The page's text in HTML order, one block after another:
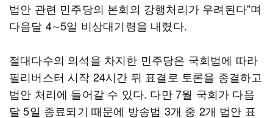
법안 관련 민주당의 본회의 강행처리가 우려된다”며
다음달 4∼5일 비상대기령을 내렸다.
절대다수의 의석을 차지한 민주당은 국회법에 따라
필리버스터 시작 24시간 뒤 표결로 토론을 종결하고
법안 처리에 들어갈 수 있다. 다만 7월 국회가 다음
달 5일 종료되기 때문에 방송법 3개 중 2개 법안 표